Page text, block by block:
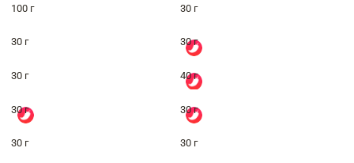
100 г 30 г
30 г 30 г
30 г 40 г
30 г 30 г
30 г 30 г